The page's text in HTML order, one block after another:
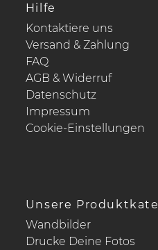
Hilfe
Kontaktiere uns
Versand & Zahlung
FAQ
AGB & Widerruf
Datenschutz
Impressum
Cookie-Einstellungen
Unsere
Wandbilder
Drucke Deine Fotos